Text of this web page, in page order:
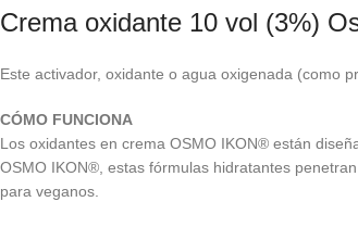
Crema oxidante 10 vol (3%)
Este activador, oxidante o agua oxigenada (como
CÓMO FUNCIONA
Los oxidantes en crema OSMO IKON® están
OSMO IKON®, estas fórmulas hidratantes
para veganos.